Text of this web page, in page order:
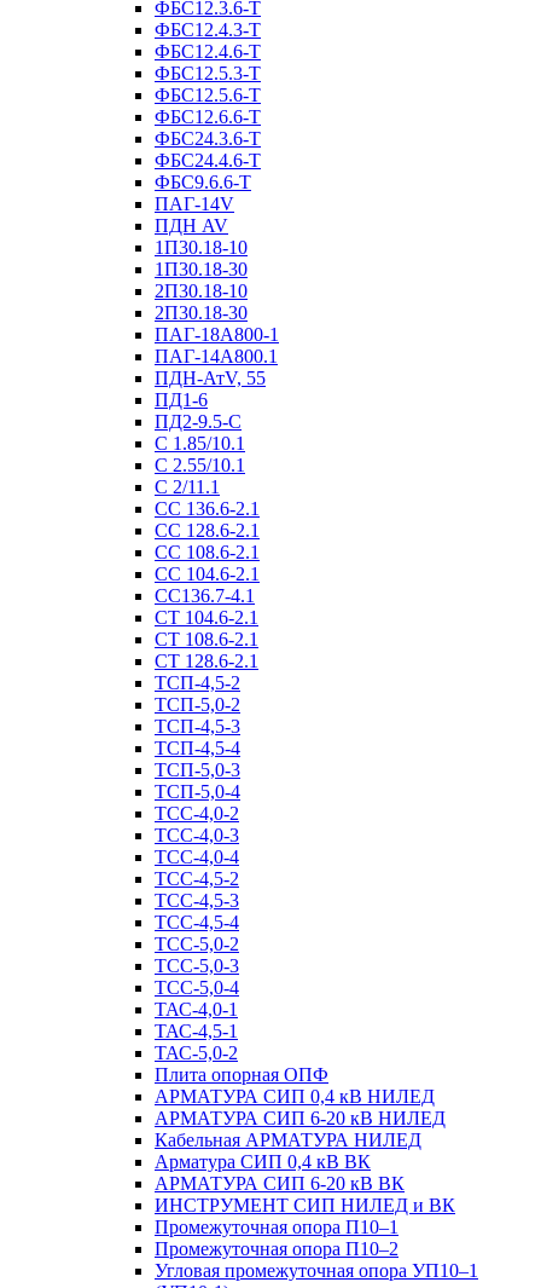
ФБС12.3.6-Т
ФБС12.4.3-Т
ФБС12.4.6-Т
ФБС12.5.3-Т
ФБС12.5.6-Т
ФБС12.6.6-Т
ФБС24.3.6-Т
ФБС24.4.6-Т
ФБС9.6.6-Т
ПАГ-14V
ПДН AV
1П30.18-10
1П30.18-30
2П30.18-10
2П30.18-30
ПАГ-18А800-1
ПАГ-14А800.1
ПДН-АтV, 55
ПД1-6
ПД2-9.5-С
С 1.85/10.1
С 2.55/10.1
С 2/11.1
СС 136.6-2.1
СС 128.6-2.1
СС 108.6-2.1
СС 104.6-2.1
СС136.7-4.1
СТ 104.6-2.1
СТ 108.6-2.1
СТ 128.6-2.1
ТСП-4,5-2
ТСП-5,0-2
ТСП-4,5-3
ТСП-4,5-4
ТСП-5,0-3
ТСП-5,0-4
ТСС-4,0-2
ТСС-4,0-3
ТСС-4,0-4
ТСС-4,5-2
ТСС-4,5-3
ТСС-4,5-4
ТСС-5,0-2
ТСС-5,0-3
ТСС-5,0-4
ТАС-4,0-1
ТАС-4,5-1
ТАС-5,0-2
Плита опорная ОПФ
АРМАТУРА СИП 0,4 кВ НИЛЕД
АРМАТУРА СИП 6-20 кВ НИЛЕД
Кабельная АРМАТУРА НИЛЕД
Арматура СИП 0,4 кВ ВК
АРМАТУРА СИП 6-20 кВ ВК
ИНСТРУМЕНТ СИП НИЛЕД и ВК
Промежуточная опора П10–1
Промежуточная опора П10–2
Угловая промежуточная опора УП10–1